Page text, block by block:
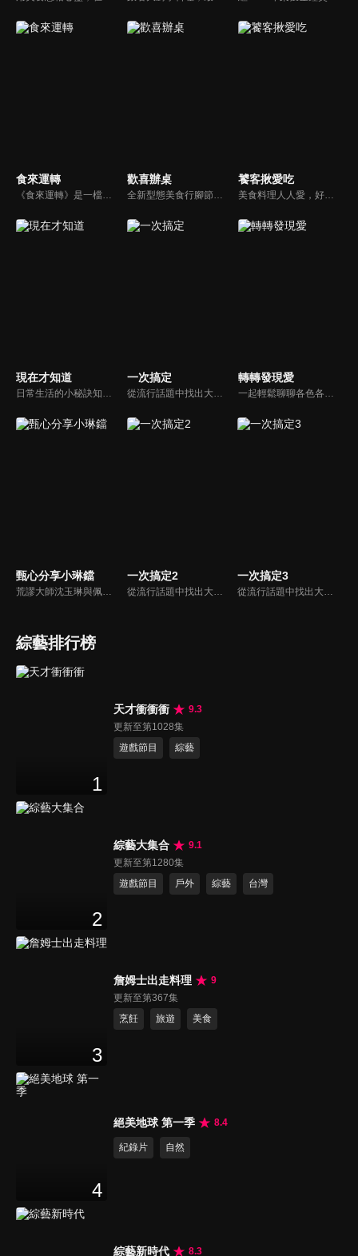
食來運轉
《食來運轉》是一檔有關美食的節目。節目恪守貼近生活、生動有趣的創作目標，以介紹美食為主題的表現形式，達到「美食娛樂生活」的目的；以輕鬆詼諧、生鮮獨特的藝術形式，結交八方廚藝精英、挖掘美食秘門絕技。五湖四海，美味珍饈，探求美食新境界，為觀眾提供活色生香的視聽文化盛宴。
歡喜辦桌
全新型態美食行腳節目，透過「歡喜冰箱」到各地蒐集愛心食材後，邀請鄉親朋友一起參與，傳達惜物愛物觀念，同時為各行各業勞動者煮食打氣，讓觀眾朋友們對於那些默默為台灣付出的人們，有更一層的認識及了解。
饕客揪愛吃
美食料理人人愛，好吃的東西就要與好朋友分享！3分鐘時間，帶您探索必吃好味道。
現在才知道
日常生活的小秘訣知多少？由理財專家賴憲政、美麗人妻季芹，用貼近民心的實際案例、最新時事的話題來分析研討，讓你了解生活中的理財消費、民生、旅遊等問題。
一次搞定
從流行話題中找出大眾關心的、正在煩惱的問題，由台灣好媳婦佩甄與日本型男風田親身實驗，替觀眾解決生活的大小事，傳授生活密技讓你「一次搞定」！
轉轉發現愛
一起輕鬆聊聊各色各樣的人生故事，一起發現愛！
甄心分享小琳鐺
荒謬大師沈玉琳與佩甄全新搭檔，兩人幽默十足、幽默風趣地為節目穿針引線，結合各領域的職場達人、專家、明星PK暢談最IN話題，在快速變化的時代給您滿滿含金量的生活好智慧！
一次搞定2
從流行話題中找出大眾關心的、正在煩惱的問題，由台灣好媳婦佩甄與日本型男風田親身實驗，替觀眾解決生活的大小事，傳授生活密技讓你「一次搞定」！
一次搞定3
從流行話題中找出大眾關心的、正在煩惱的問題，由台灣好媳婦佩甄與日本型男風田親身實驗，替觀眾解決生活的大小事，傳授生活密技讓你「一次搞定」！
綜藝排行榜
1
天才衝衝衝
9.3
更新至第1028集
遊戲節目
綜藝
2
綜藝大集合
9.1
更新至第1280集
遊戲節目
戶外 綜藝 台灣
3
詹姆士出走料理
9
更新至第367集
烹飪
旅遊 美食
4
絕美地球 第一季 8.4
紀錄片 自然
綜藝新時代
8.3